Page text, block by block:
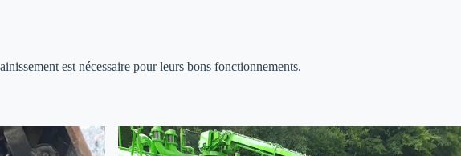
est nécessaire pour leurs bons fonctionnements.